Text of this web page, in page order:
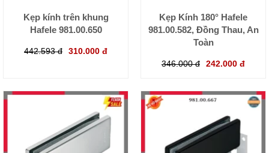
Kẹp kính trên khung
Hafele 981.00.650
442.593 đ 310.000 đ
Kẹp Kính 180° Hafele
981.00.582, Đồng Thau, An
Toàn
346.000 đ 242.000 đ